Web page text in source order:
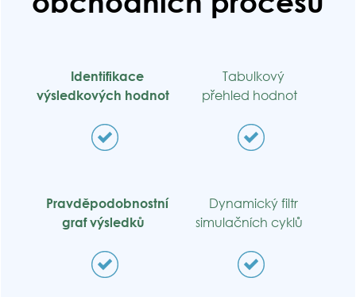
Identifikace
výsledkových hodnot
Tabulkový
přehled hodnot
Pravděpodobnostní
graf výsledků
Dynamický filtr
simulačních cyklů